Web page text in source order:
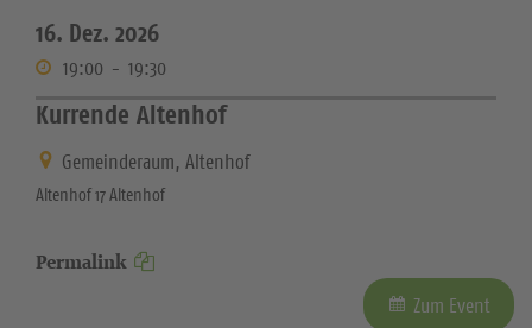
16. Dez. 2026
19:00 - 19:30
Kurrende Altenhof
Gemeinderaum, Altenhof
Altenhof 17 Altenhof
Permalink
Zum Event